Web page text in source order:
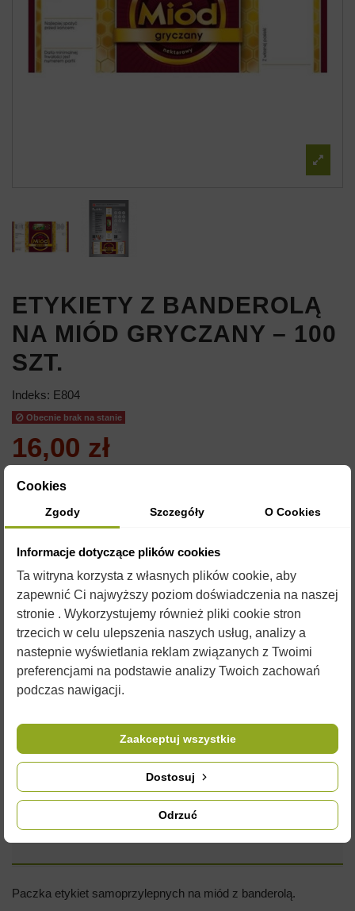
ETYKIETY Z BANDEROLĄ
NA MIÓD GRYCZANY – 100
SZT.
Indeks: E804
Obecnie brak na stanie
16,00 zł
ETYKIETA SAMOPRZYLEPNA 150X55MM
Paczka etykiet samoprzylepnych na miód z banderolą.
Cookies
Zgody Szczegóły O Cookies
Informacje dotyczące plików cookies
Ta witryna korzysta z własnych plików cookie, aby
zapewnić Ci najwyższy poziom doświadczenia na naszej
stronie . Wykorzystujemy również pliki cookie stron
trzecich w celu ulepszenia naszych usług, analizy a
nastepnie wyświetlania reklam związanych z Twoimi
preferencjami na podstawie analizy Twoich zachowań
podczas nawigacji.
Odrzuć
Dostosuj
Zaakceptuj wszystkie